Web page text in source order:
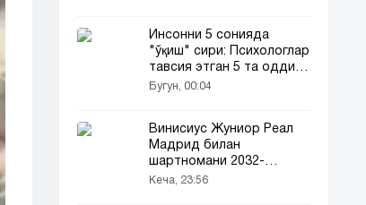
Инсонни 5 сонияда
"ўқиш" сири: Психологлар
тавсия этган 5 та оддий
усул
Бугун, 00:04
Винисиус Жуниор Реал
Мадрид билан
шартномани 2032-
йилгача узайтирди
Кеча, 23:56